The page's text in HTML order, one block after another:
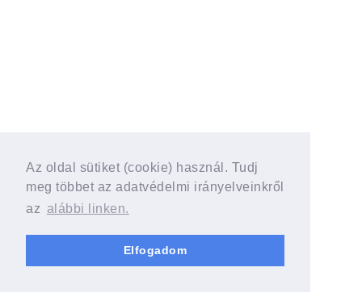
Az oldal sütiket (cookie) használ. Tudj
meg többet az adatvédelmi irányelveinkről
az alábbi linken.
Elfogadom